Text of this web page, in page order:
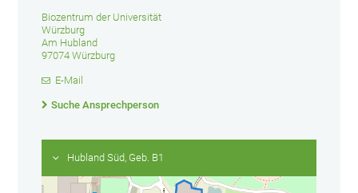
Biozentrum der Universität
Würzburg
Am Hubland
97074 Würzburg
E-Mail
Suche Ansprechperson
Hubland Süd, Geb. B1